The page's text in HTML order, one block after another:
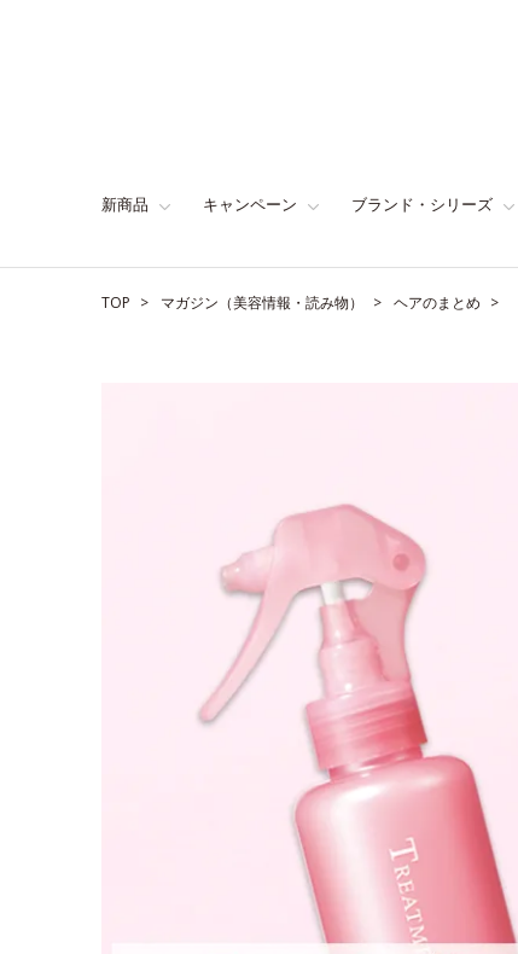
新商品 キャンペーン ブランド・シリーズ
TOP マガジン（美容情報・読み物） ヘアのまとめ